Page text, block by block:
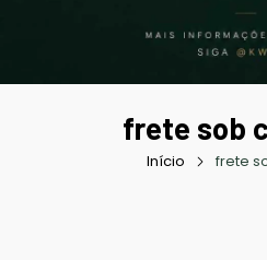
frete sob
Início frete